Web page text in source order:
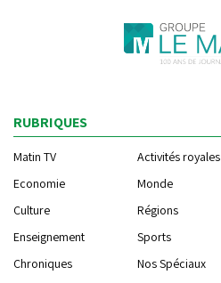
RUBRIQUES
Matin TV Activités royales
Economie
Monde
Culture
Régions
Enseignement
Sports
Chroniques
Nos Spéciaux